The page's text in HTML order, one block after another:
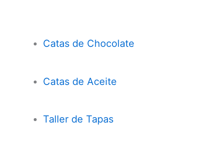
Catas de Chocolate
Catas de Aceite
Taller de Tapas